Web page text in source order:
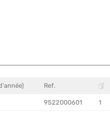
Ref.
9522000601 1